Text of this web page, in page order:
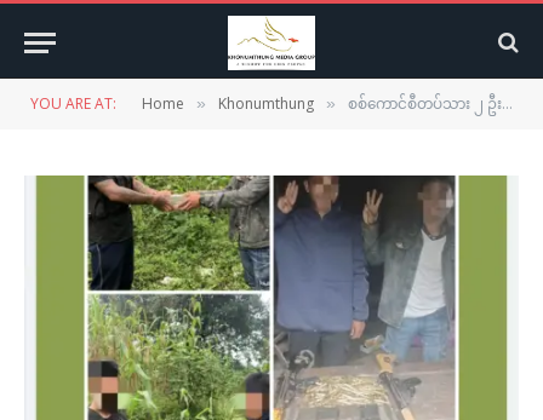
YOU ARE AT: Home » Khonumthung » စစ်ကောင်စီတပ်သား ၂ ဦး PDF-Zoland ထံ အလင်းဝင်